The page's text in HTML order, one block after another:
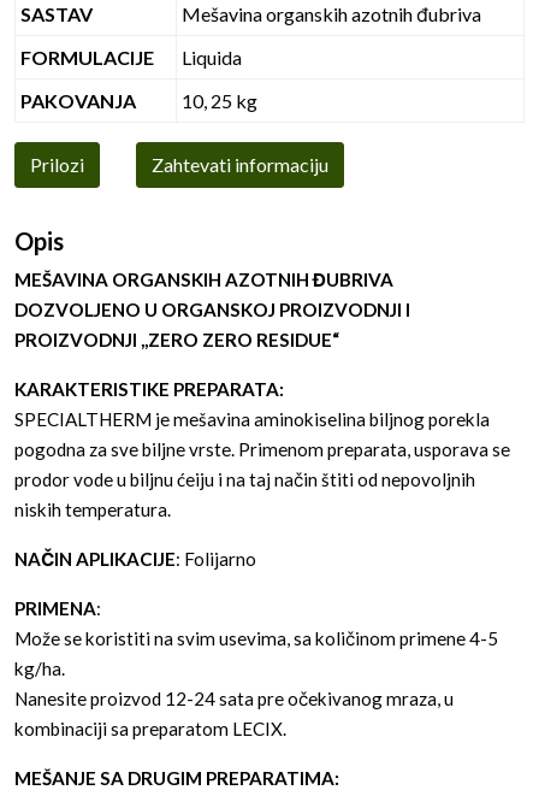
SASTAV
Mešavina organskih azotnih đubriva
FORMULACIJE
Liquida
PAKOVANJA
10, 25 kg
Prilozi Zahtevati informaciju
Opis
MEŠAVINA ORGANSKIH AZOTNIH ĐUBRIVA
DOZVOLJENO U ORGANSKOJ PROIZVODNJI I
PROIZVODNJI ,,ZERO ZERO RESIDUE“
KARAKTERISTIKE PREPARATA:
SPECIALTHERM je mešavina aminokiselina biljnog porekla
pogodna za sve biljne vrste. Primenom preparata, usporava se
prodor vode u biljnu ćeiju i na taj način štiti od nepovoljnih
niskih temperatura.
NAČIN APLIKACIJE: Folijarno
PRIMENA:
Može se koristiti na svim usevima, sa količinom primene 4-5
kg/ha.
Nanesite proizvod 12-24 sata pre očekivanog mraza, u
kombinaciji sa preparatom LECIX.
MEŠANJE SA DRUGIM PREPARATIMA: